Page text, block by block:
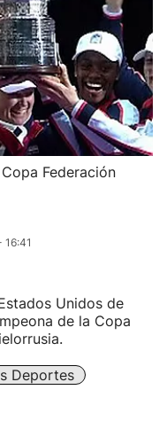
Federación
16:41
Unidos de
de la Copa
Deportes